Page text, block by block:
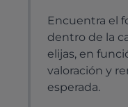
Encuentra el
dentro de la
elijas, en
valoración y
esperada.